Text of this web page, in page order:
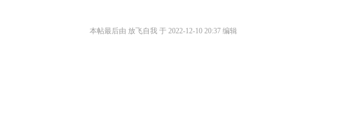
本帖最后由 放飞自我 于 2022-12-10 20:37 编辑